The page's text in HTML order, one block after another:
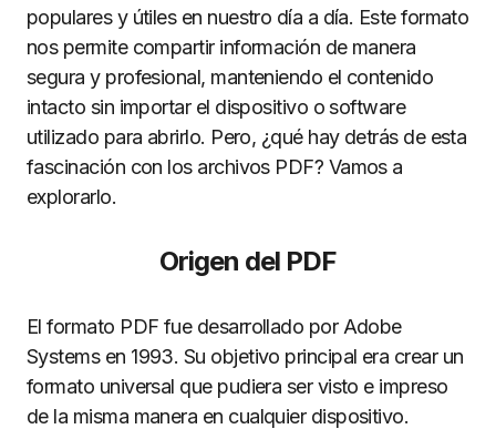
populares y útiles en nuestro día a día. Este formato
nos permite compartir información de manera
segura y profesional, manteniendo el contenido
intacto sin importar el dispositivo o software
utilizado para abrirlo. Pero, ¿qué hay detrás de esta
fascinación con los archivos PDF? Vamos a
explorarlo.
Origen del PDF
El formato PDF fue desarrollado por Adobe
Systems en 1993. Su objetivo principal era crear un
formato universal que pudiera ser visto e impreso
de la misma manera en cualquier dispositivo.